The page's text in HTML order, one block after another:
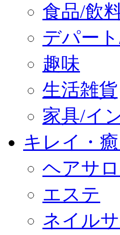
食品/飲
デパー
趣味
生活雑貨
家具/イ
キレイ・
ヘアサ
エステ
ネイル